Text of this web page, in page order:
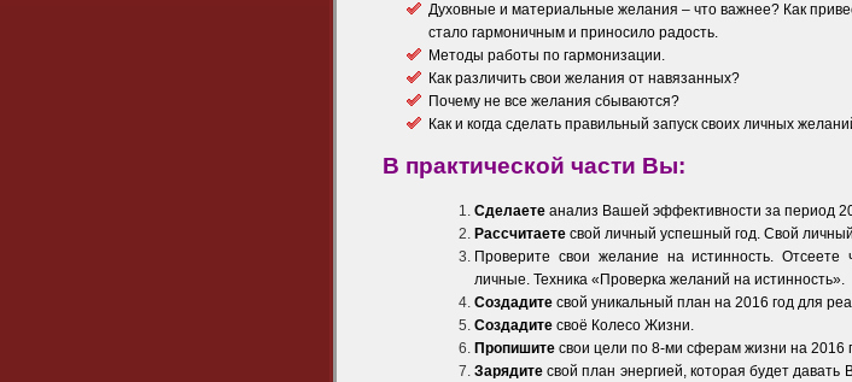
Духовные и материальные желания – что важнее? Как
стало гармоничным и приносило радость.
Методы работы по гармонизации.
Как различить свои желания от навязанных?
Почему не все желания сбываются?
Как и когда сделать правильный запуск своих личных
В практической части Вы:
Сделаете анализ Вашей эффективности за период
Рассчитаете свой личный успешный год. Свой
Проверите свои желание на истинность.
личные. Техника «Проверка желаний на истинность».
Создадите свой уникальный план на 2016 год для
Создадите своё Колесо Жизни.
Пропишите свои цели по 8-ми сферам жизни на 2016
Зарядите свой план энергией, которая будет